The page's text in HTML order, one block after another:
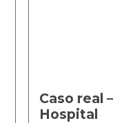
Caso real
Hospital